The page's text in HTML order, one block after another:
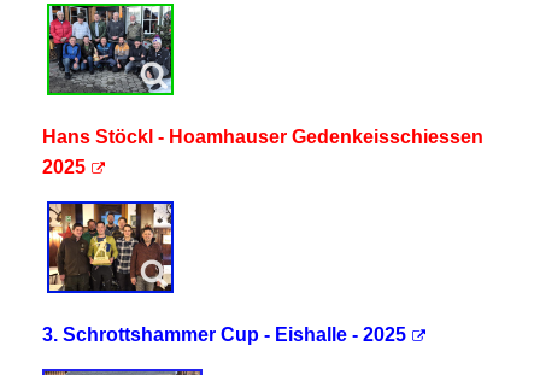
Hans Stöckl - Hoamhauser Gedenkeisschiessen
2025
3. Schrottshammer Cup - Eishalle - 2025